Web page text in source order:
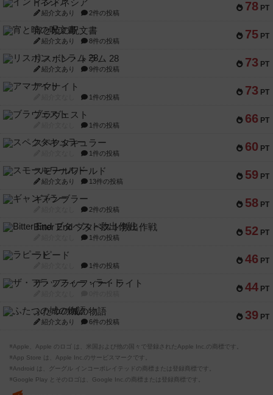
78 PT
インドネシア
紹介文あり 2件の投稿
75 PT
宵と暁の呪文書
紹介文あり 8件の投稿
73 PT
リスボン・トラム 28
紹介文あり 9件の投稿
73 PT
アマナイト
1件の投稿
66 PT
ブラヴェスト
1件の投稿
60 PT
スペクタキュラー
1件の投稿
59 PT
スモールワールド
紹介文あり 13件の投稿
58 PT
ギャンブラー
2件の投稿
52 PT
Bitter End ブタペスト救出作戦
1件の投稿
46 PT
ラピード
1件の投稿
44 PT
ザ・フラッフィー・ライト
39 PT
ふたつの城の物語
紹介文あり 6件の投稿
※Apple、Apple のロゴ は、米国および他の国々で登録されたApple Inc.の商標です。
※App Store は、Apple Inc.のサービスマークです。
※Android は、グーグル インコーポレイテッドの商標または登録商標です。
※Google Play とそのロゴは、Google Inc.の商標または登録商標です。